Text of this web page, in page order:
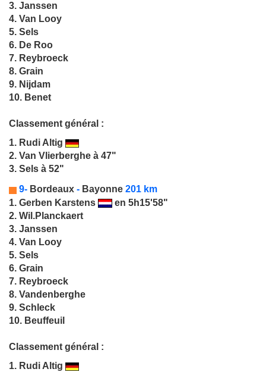
3. Janssen
4. Van Looy
5. Sels
6. De Roo
7. Reybroeck
8. Grain
9. Nijdam
10. Benet
Classement général :
1. Rudi Altig
2. Van Vlierberghe à 47"
3. Sels à 52"
9- Bordeaux - Bayonne 201 km
1. Gerben Karstens
en 5h15'58"
2. Wil.Planckaert
3. Janssen
4. Van Looy
5. Sels
6. Grain
7. Reybroeck
8. Vandenberghe
9. Schleck
10. Beuffeuil
Classement général :
1. Rudi Altig